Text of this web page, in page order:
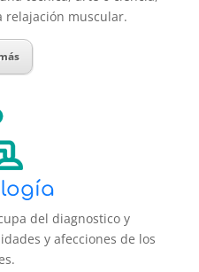
relajación muscular.
del diagnostico y
y afecciones de los